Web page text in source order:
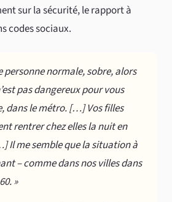
sur la sécurité, le rapport à
codes sociaux.
personne normale, sobre, alors
pas dangereux pour vous
dans le métro. […] Vos filles
rentrer chez elles la nuit en
Il me semble que la situation à
– comme dans nos villes dans
»